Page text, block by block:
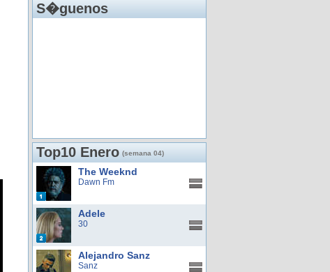
S�guenos
Top10 Enero (semana 04)
The Weeknd
Dawn Fm
Adele
30
Alejandro Sanz
Sanz